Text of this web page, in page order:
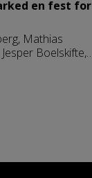
en fest for
Mathias
Boelskifte,